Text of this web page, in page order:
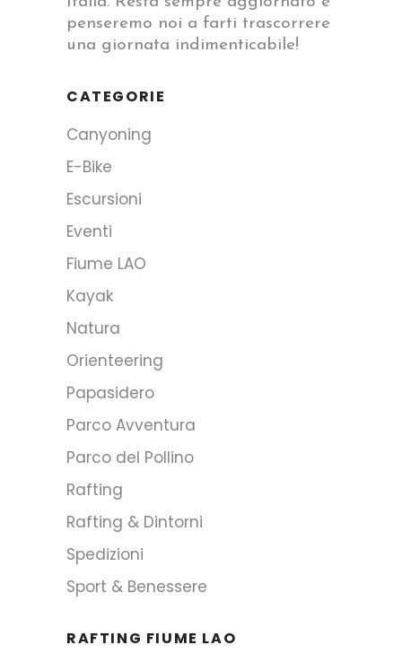
penseremo noi a farti trascorrere
una giornata indimenticabile!
CATEGORIE
Canyoning
E-Bike
Escursioni
Eventi
Fiume LAO
Kayak
Natura
Orienteering
Papasidero
Parco Avventura
Parco del Pollino
Rafting
Rafting & Dintorni
Spedizioni
Sport & Benessere
RAFTING FIUME LAO